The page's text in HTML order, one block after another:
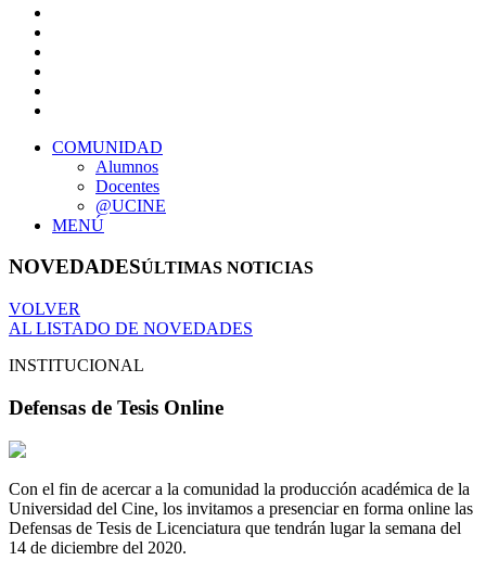
COMUNIDAD
Alumnos
Docentes
@UCINE
MENÚ
NOVEDADESÚLTIMAS NOTICIAS
VOLVER
AL LISTADO DE NOVEDADES
INSTITUCIONAL
Defensas de Tesis Online
Con el fin de acercar a la comunidad la producción académica de la
Universidad del Cine, los invitamos a presenciar en forma online las
Defensas de Tesis de Licenciatura que tendrán lugar la semana del
14 de diciembre del 2020.